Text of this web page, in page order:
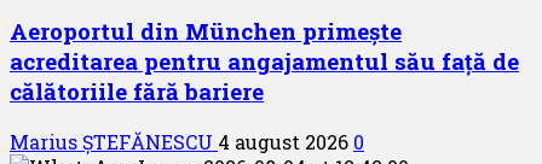
Aeroportul din München primește
acreditarea pentru angajamentul său față de
călătoriile fără bariere
Marius ȘTEFĂNESCU 4 august 2026 0